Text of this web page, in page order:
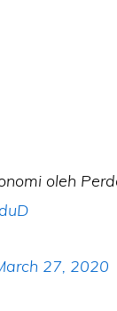
oleh
27, 2020